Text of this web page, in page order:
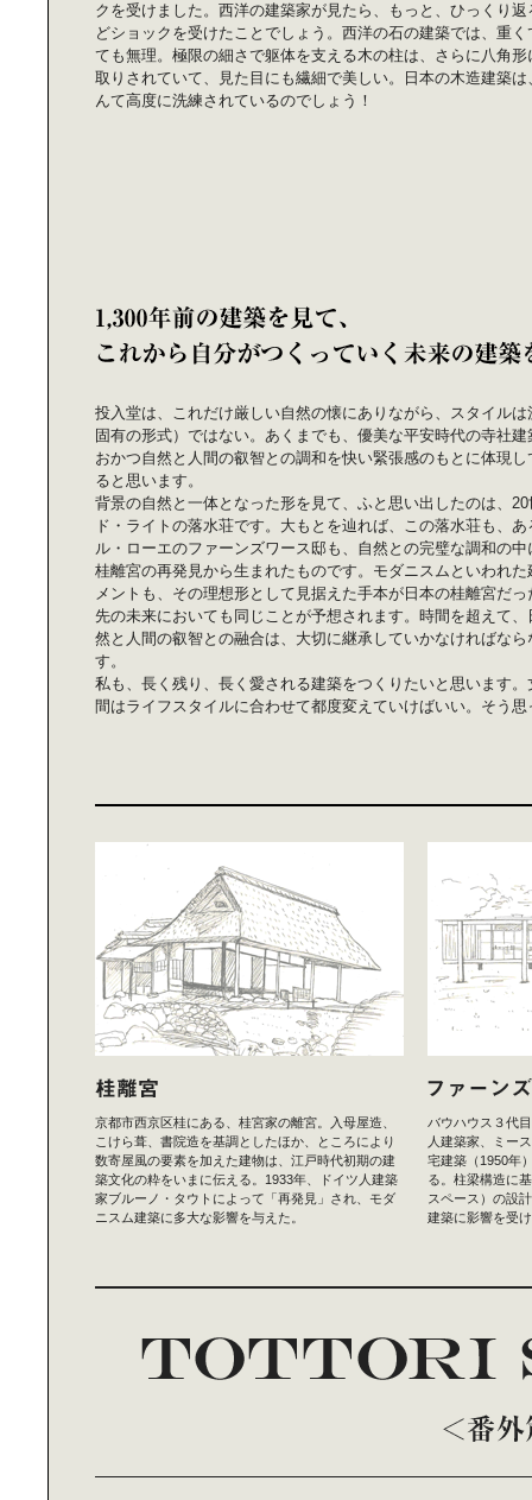
クを受けました。西洋の建築家が見たら、もっと、ひっくり返
どショックを受けたことでしょう。西洋の石の建築では、重く
ても無理。極限の細さで躯体を支える木の柱は、さらに八角形
取りされていて、見た目にも繊細で美しい。日本の木造建築は
んて高度に洗練されているのでしょう！
投入堂は、これだけ厳しい自然の懐にありながら、スタイル
固有の形式）ではない。あくまでも、優美な平安時代の寺社
おかつ自然と人間の叡智との調和を快い緊張感のもとに体現
ると思います。
背景の自然と一体となった形を見て、ふと思い出したのは、
ド・ライトの落水荘です。大もとを辿れば、この落水荘も、
ル・ローエのファーンズワース邸も、自然との完璧な調和の
桂離宮の再発見から生まれたものです。モダニスムといわれ
メントも、その理想形として見据えた手本が日本の桂離宮だ
先の未来においても同じことが予想されます。時間を超えて
然と人間の叡智との融合は、大切に継承していかなければな
す。
私も、長く残り、長く愛される建築をつくりたいと思います
間はライフスタイルに合わせて都度変えていけばいい。そう
京都市西京区桂にある、桂宮家の離宮。入母屋造、
こけら葺、書院造を基調としたほか、ところにより
数寄屋風の要素を加えた建物は、江戸時代初期の建
築文化の粋をいまに伝える。1933年、ドイツ人建築
家ブルーノ・タウトによって「再発見」され、モダ
ニスム建築に多大な影響を与えた。
バウハウス３代
人建築家、ミー
宅建築（1950年
る。柱梁構造に
スペース）の設
建築に影響を受